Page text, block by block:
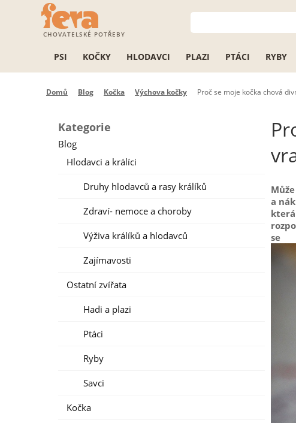
CHOVATELSKÉ POTŘEBY
PSI KOČKY HLODAVCI PLAZI PTÁCI RYBY
Domů Blog Kočka Výchova kočky Proč se moje kočka chová
Kategorie
Blog
Hlodavci a králíci
Druhy hlodavců a rasy králíků
Zdraví- nemoce a choroby
Výživa králíků a hlodavců
Zajímavosti
Ostatní zvířata
Hadi a plazi
Ptáci
Ryby
Savci
Kočka
a